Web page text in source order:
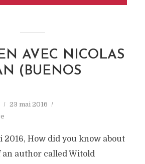
AVEC NICOLAS
(BUENOS
23 mai 2016
2016, How did you know about
an author called Witold